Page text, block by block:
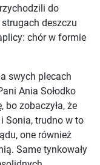
do
deszczu
chór w formie
swych plecach
Ania Sołodko
bo zobaczyła, że
Sonia, trudno w to
one również
Same tynkowały